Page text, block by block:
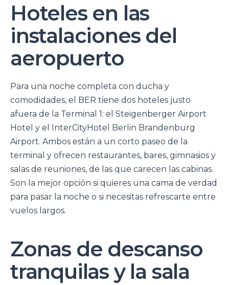
Hoteles en las
instalaciones del
aeropuerto
Para una noche completa con ducha y
comodidades, el BER tiene dos hoteles justo
afuera de la Terminal 1: el Steigenberger Airport
Hotel y el InterCityHotel Berlin Brandenburg
Airport. Ambos están a un corto paseo de la
terminal y ofrecen restaurantes, bares, gimnasios y
salas de reuniones, de las que carecen las cabinas.
Son la mejor opción si quieres una cama de verdad
para pasar la noche o si necesitas refrescarte entre
vuelos largos.
Zonas de descanso
tranquilas y la sala